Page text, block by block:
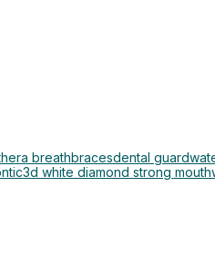
breathbracesdental guard
3d white diamond strong